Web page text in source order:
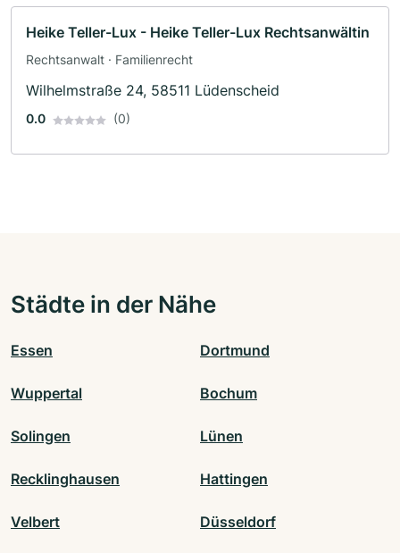
Heike Teller-Lux - Heike Teller-Lux Rechtsanwältin
Rechtsanwalt · Familienrecht
Wilhelmstraße 24, 58511 Lüdenscheid
0.0 (0)
Städte in der Nähe
Essen Dortmund
Wuppertal Bochum
Solingen Lünen
Recklinghausen Hattingen
Velbert Düsseldorf